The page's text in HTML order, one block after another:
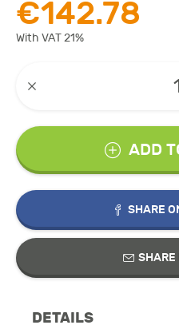
€142.78
With VAT 21%
ADD
SHARE
DETAILS